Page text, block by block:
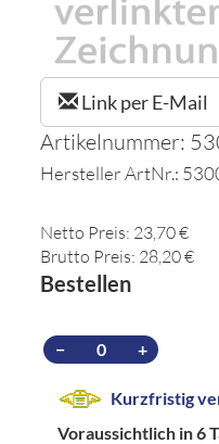
Link per E-Mail
Artikelnummer:
Hersteller ArtNr.:
Netto Preis: 23,70 €
Brutto Preis: 28,20 €
Bestellen
− +
Kurzfristig
Voraussichtlich in 6